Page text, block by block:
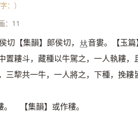
：）
：11
切【集韻】郞侯切， 𠀤音婁。【玉
置耬斗，藏種以牛駕之，一人執耬，
三犂共一牛，一人將之，下種，挽
。 【集韻】或作䅹。